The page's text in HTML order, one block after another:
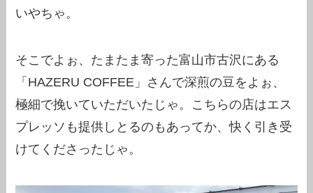
いやちゃ。
そこでよぉ、たまたま寄った富山市古沢にある
「HAZERU COFFEE」さんで深煎の豆をよぉ、
極細で挽いていただいたじゃ。こちらの店はエス
プレッソも提供しとるのもあってか、快く引き受
けてくださったじゃ。